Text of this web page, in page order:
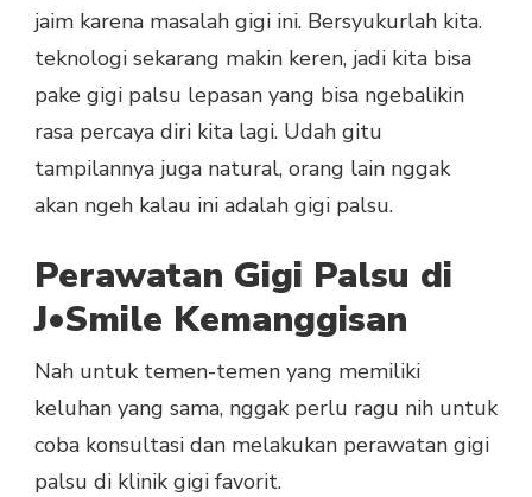
jaim karena masalah gigi ini. Bersyukurlah kita.
teknologi sekarang makin keren, jadi kita bisa
pake gigi palsu lepasan yang bisa ngebalikin
rasa percaya diri kita lagi. Udah gitu
tampilannya juga natural, orang lain nggak
akan ngeh kalau ini adalah gigi palsu.
Perawatan Gigi Palsu di
J•Smile Kemanggisan
Nah untuk temen-temen yang memiliki
keluhan yang sama, nggak perlu ragu nih untuk
coba konsultasi dan melakukan perawatan gigi
palsu di klinik gigi favorit.